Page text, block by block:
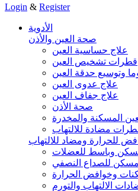
Login & Register
الأدوية
صحة العين والأذن
علاج حساسية العين
قطرات تشخيص العين
وتوسيع حدقة العين
علاج عدوى العين
علاج جفاف العين
صحة الأذن
المسكنة والمخدرة
مضادة للالتهاب
للحرارة ومضاد للالتهاب
وباسط للعضلات
مسكن للصداع النصفي
وخوافض الحرارة
الالتهاب والتورم